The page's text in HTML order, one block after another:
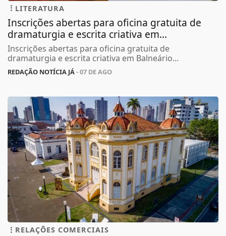
LITERATURA
Inscrições abertas para oficina gratuita de
dramaturgia e escrita criativa em...
Inscrições abertas para oficina gratuita de
dramaturgia e escrita criativa em Balneário...
REDAÇÃO NOTÍCIA JÁ- 07 DE AGO
RELAÇÕES COMERCIAIS